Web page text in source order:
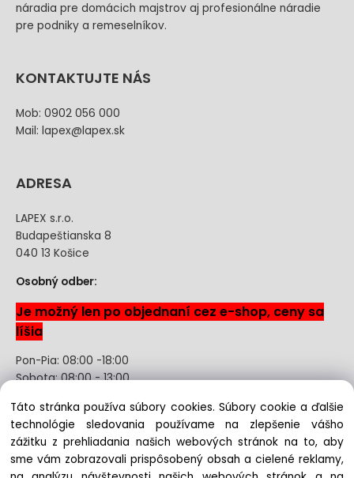
náradia pre domácich majstrov aj profesionálne náradie
pre podniky a remeselníkov.
KONTAKTUJTE NÁS
Mob: 0902 056 000
Mail: lapex@lapex.sk
ADRESA
LAPEX s.r.o.
Budapeštianska 8
040 13 Košice
Osobný odber:
Je možný len po objednaní cez e-shop, ceny sa
líšia
Pon-Pia: 08:00 -18:00
Sobota: 08:00 - 13:00
Odstúpenie od kúpnej zmluvy uzavretej na diaľku bez
registrácie
Táto stránka používa súbory cookies. Súbory cookie a ďalšie
technológie sledovania používame na zlepšenie vášho
zážitku z prehliadania našich webových stránok na to, aby
sme vám zobrazovali prispôsobený obsah a cielené reklamy,